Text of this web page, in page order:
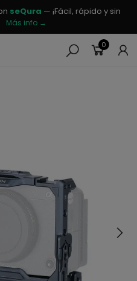
seQura — ¡Fácil, rápido y sin
Más info →
0